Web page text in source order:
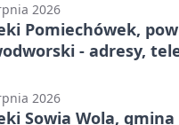
2026
Pomiechówek,
- adresy,
2026
Sowia Wola, gmina